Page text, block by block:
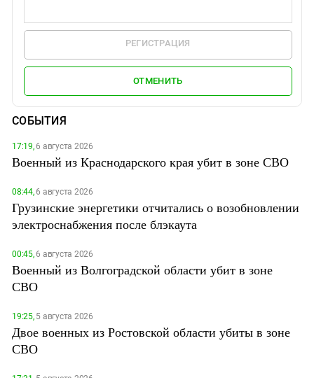
РЕГИСТРАЦИЯ
ОТМЕНИТЬ
СОБЫТИЯ
17:19,6 августа 2026
Военный из Краснодарского края убит в зоне СВО
08:44,6 августа 2026
Грузинские энергетики отчитались о возобновлении
электроснабжения после блэкаута
00:45,6 августа 2026
Военный из Волгоградской области убит в зоне
СВО
19:25,5 августа 2026
Двое военных из Ростовской области убиты в зоне
СВО